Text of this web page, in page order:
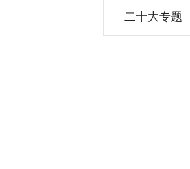
二十大专题